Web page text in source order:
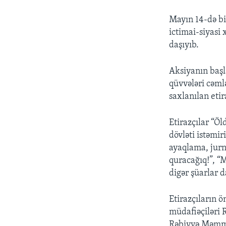
Mayın 14-də
ictimai-siyasi
daşıyıb.
Aksiyanın
qüvvələri
saxlanılan
Etirazçılar
dövləti
ayaqlama,
quracağıq!”,
digər şüarlar
Etirazçıların
müdafiəçiləri